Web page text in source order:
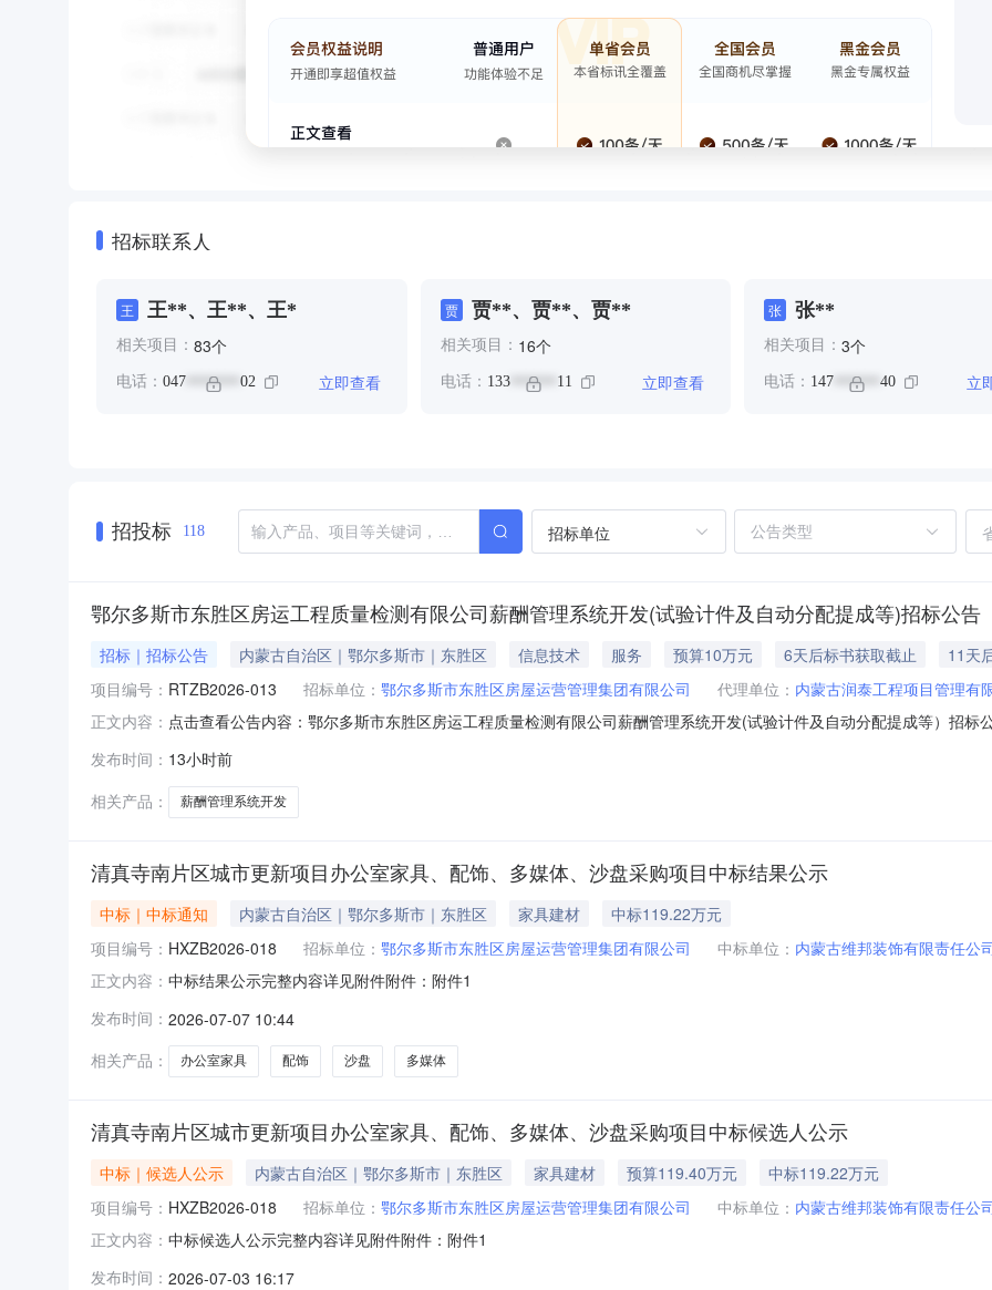
招标联系人
王 王**、王**、王*
相关项目： 83个
电话： 047 ******* 02 立即查看
贾 贾**、贾**、贾**
相关项目： 16个
电话： 133****** 11 立即查看
张 张**
相关项目： 3个
电话： 147 ****** 40 立
招投标 118 招标单位
鄂尔多斯市东胜区房运工程质量检测有限公司薪酬管理系统开发(试验计件及自动分配提成等)招标公告
招标｜招标公告 内蒙古自治区｜鄂尔多斯市｜东胜区 信息技术 服务 预算10万元 6天后标书获取截止
11天
项目编号： RTZB2026-013 招标单位： 鄂尔多斯市东胜区房屋运营管理集团有限公司 代理单位： 内蒙古润泰工程项目管理有
正文内容： 点击查看公告内容：鄂尔多斯市东胜区房运工程质量检测有限公司薪酬管理系统开发(试验计件及自动分配提成等）招标
发布时间： 13小时前
相关产品：
薪酬管理系统开发
清真寺南片区城市更新项目办公室家具、配饰、多媒体、沙盘采购项目中标结果公示
中标｜中标通知 内蒙古自治区｜鄂尔多斯市｜东胜区 家具建材
中标119.22万元
项目编号： HXZB2026-018 招标单位： 鄂尔多斯市东胜区房屋运营管理集团有限公司 中标单位： 内蒙古维邦装饰有限责任公
正文内容： 中标结果公示完整内容详见附件附件：附件1
发布时间： 2026-07-07 10:44
相关产品：
办公室家具 配饰 沙盘 多媒体
清真寺南片区城市更新项目办公室家具、配饰、多媒体、沙盘采购项目中标候选人公示
中标｜候选人公示 内蒙古自治区｜鄂尔多斯市｜东胜区 家具建材 预算119.40万元
中标119.22万元
项目编号： HXZB2026-018 招标单位： 鄂尔多斯市东胜区房屋运营管理集团有限公司 中标单位： 内蒙古维邦装饰有限责任公
正文内容： 中标候选人公示完整内容详见附件附件：附件1
发布时间： 2026-07-03 16:17